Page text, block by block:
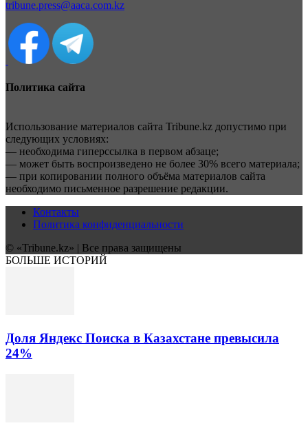
tribune.press@aaca.com.kz
Политика сайта
Использование материалов сайта Tribune.kz допустимо при
следующих условиях:
— необходима гиперссылка в первом абзаце;
— может быть воспроизведено не более 30% всего материала;
— при копировании полного объёма материалов сайта
необходимо письменное разрешение редакции.
Контакты
Политика конфиденциальности
© «Tribune.kz» | Все права защищены
БОЛЬШЕ ИСТОРИЙ
Доля Яндекс Поиска в Казахстане превысила
24%